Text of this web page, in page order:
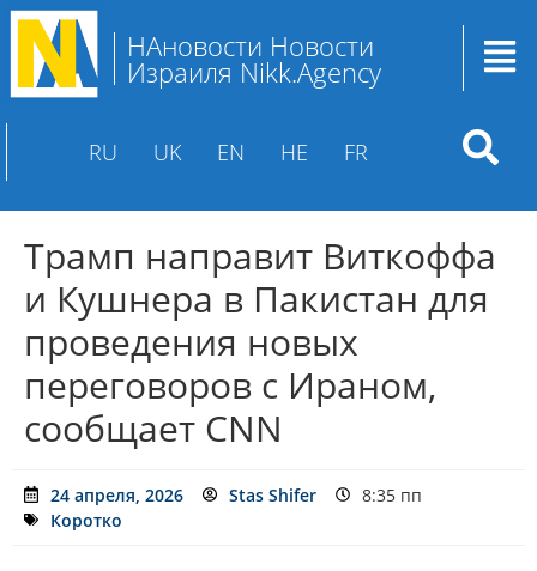
НАновости Новости
Израиля Nikk.Agency
RU UK EN HE FR
Трамп направит Виткоффа
и Кушнера в Пакистан для
проведения новых
переговоров с Ираном,
сообщает CNN
24 апреля, 2026 Stas Shifer
8:35 пп
Коротко